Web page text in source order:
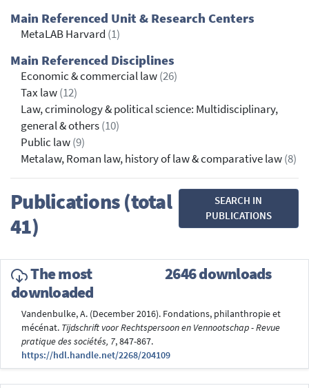
Main Referenced Unit & Research Centers
MetaLAB Harvard (1)
Main Referenced Disciplines
Economic & commercial law(26)
Tax law(12)
Law, criminology & political science: Multidisciplinary,
general & others(10)
Public law(9)
Metalaw, Roman law, history of law & comparative law(8)
Publications (total
41)
SEARCH IN
PUBLICATIONS
The most
downloaded
2646 downloads
Vandenbulke, A. (December 2016). Fondations, philanthropie et
mécénat. Tijdschrift voor Rechtspersoon en Vennootschap - Revue
pratique des sociétés, 7, 847-867.
https://hdl.handle.net/2268/204109